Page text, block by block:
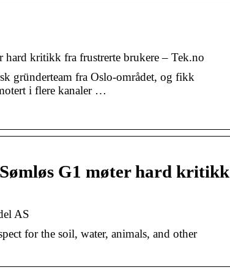
kritikk fra frustrerte brukere – Tek.no
gründerteam fra Oslo-området, og fikk
i flere kanaler …
G1 møter hard kritikk
AS
for the soil, water, animals, and other